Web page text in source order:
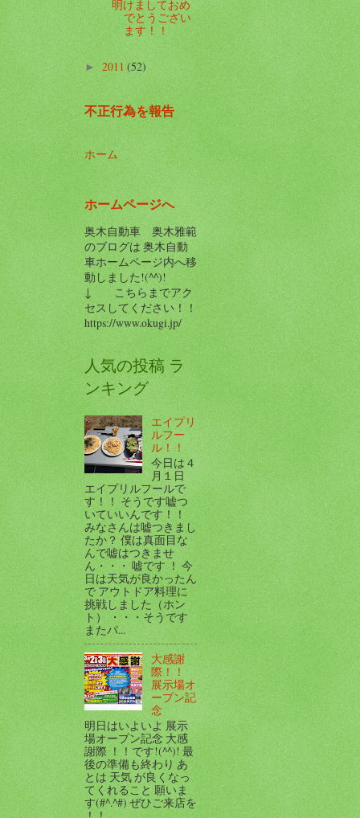
明けましておめ
でとうござい
ます！！
►2011(52)
不正行為を報告
ホーム
ホームページへ
奥木自動車 奥木雅範
のブログは 奥木自動
車ホームページ内へ移
動しました!(^^)!
↓ こちらまでアク
セスしてください！！
https://www.okugi.jp/
人気の投稿 ラ
ンキング
エイプリ
ルフー
ル！！
今日は４
月１日
エイプリルフールで
す！！ そうです嘘つ
いていいんです！！
みなさんは嘘つきまし
たか？ 僕は真面目な
んで嘘はつきませ
ん・・・ 嘘です ！ 今
日は天気が良かったん
で アウトドア料理に
挑戦しました（ホン
ト） ・・・そうです
またパ...
大感謝
際！！
展示場オ
ープン記
念
明日はいよいよ 展示
場オープン記念 大感
謝際 ！！です!(^^)! 最
後の準備も終わり あ
とは 天気 が良くなっ
てくれること 願いま
す(#^.^#) ぜひご来店を